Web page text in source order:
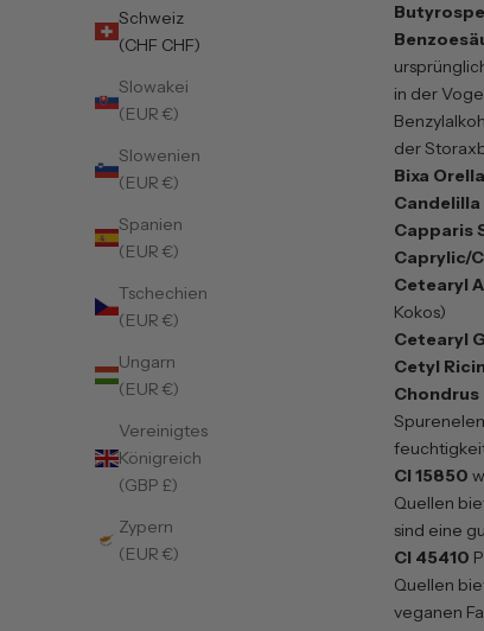
Schweiz
(CHF CHF)
Slowakei
(EUR €)
Slowenien
(EUR €)
Spanien
(EUR €)
Tschechien
(EUR €)
Ungarn
(EUR €)
Vereinigtes
Königreich
(GBP £)
Zypern
(EUR €)
in der
der
Bixa
Candelilla
Capparis
Caprylic/
Cetearyl
Kokos)
Cetearyl
Cetyl
CI 15850
Quellen
sind eine
CI 45410
Quellen
veganen